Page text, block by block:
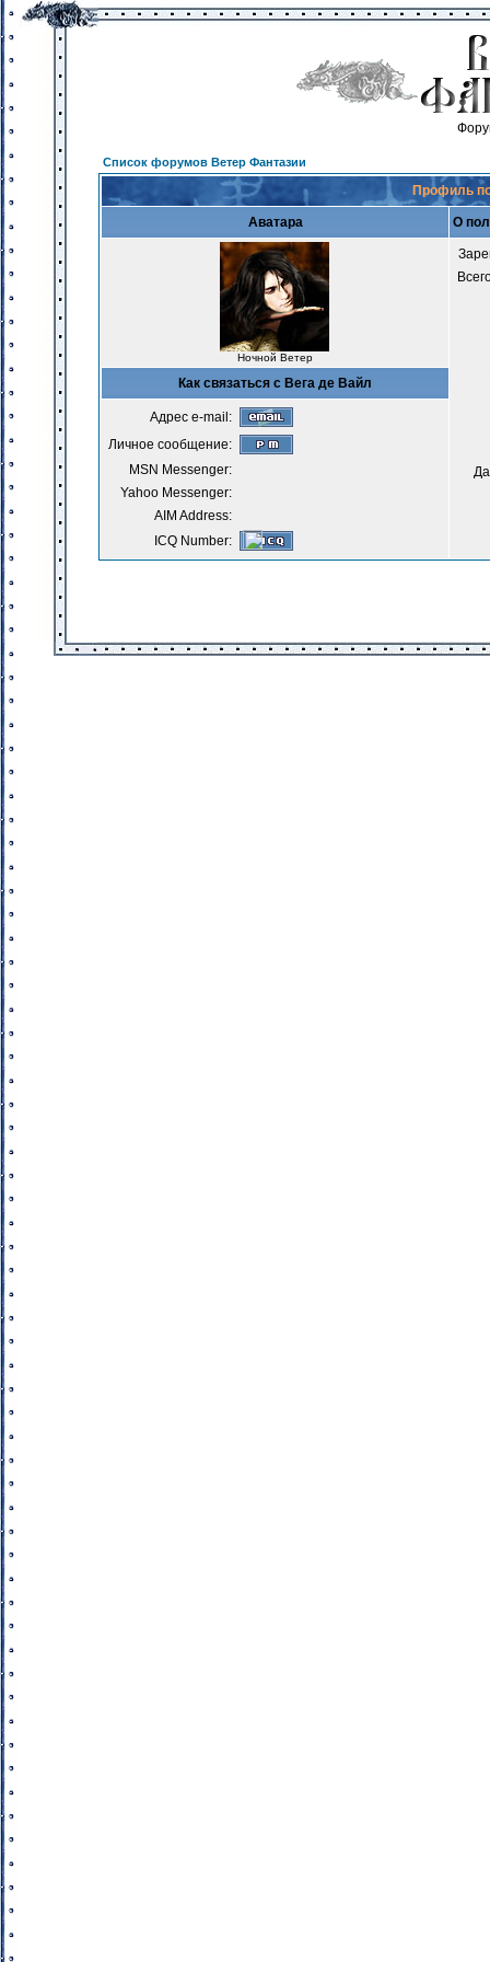
Список форумов Ветер Фантазии
Профиль
Аватара О
Ночной Ветер
Как связаться с Вега де Вайл
Адрес e-mail:
Личное сообщение:
MSN Messenger:
Yahoo Messenger:
AIM Address:
ICQ Number: